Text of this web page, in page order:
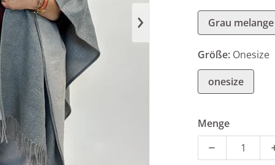
1 in Galerieansicht öffnen
mühelos jedem
an kühleren
Grau melange
Größe: Onesize
onesize
Menge
Menge für